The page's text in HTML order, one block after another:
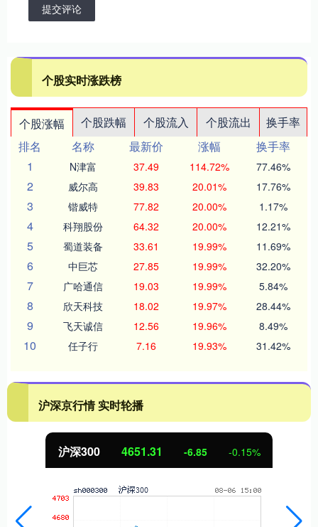
提交评论
个股实时涨跌榜
个股涨幅 个股跌幅 个股流入 个股流出
换手率
排名
名称 最新价 涨幅
换手率
1
N津富 37.49 114.72% 77.46%
2 威尔高 39.83 20.01% 17.76%
3 锴威特 77.82 20.00% 1.17%
4 科翔股份 64.32 20.00% 12.21%
5 蜀道装备 33.61 19.99% 11.69%
6 中巨芯 27.85 19.99% 32.20%
7 广哈通信 19.03 19.99% 5.84%
8 欣天科技 18.02 19.97% 28.44%
9 飞天诚信 12.56 19.96% 8.49%
10 任子行 7.16 19.93% 31.42%
沪深京行情 实时轮播
沪深300 4651.31 -6.85 -0.15%